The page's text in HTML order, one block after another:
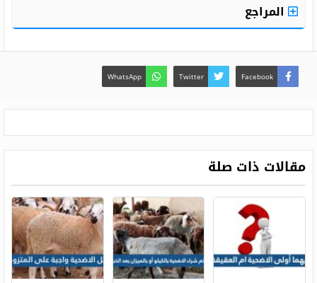
المراجع
Facebook
Twitter
WhatsApp
مقالات ذات صلة